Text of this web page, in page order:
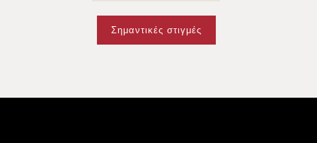
Σημαντικές στιγμές